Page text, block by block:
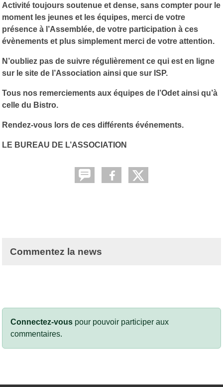
Activité toujours soutenue et dense, sans compter pour le
moment les jeunes et les équipes, merci de votre
présence à l’Assemblée, de votre participation à ces
évènements et plus simplement merci de votre attention.
N’oubliez pas de suivre régulièrement ce qui est en ligne
sur le site de l’Association ainsi que sur ISP.
Tous nos remerciements aux équipes de l’Odet ainsi qu’à
celle du Bistro.
Rendez-vous lors de ces différents événements.
LE BUREAU DE L’ASSOCIATION
Commentez la news
Connectez-vous pour pouvoir participer aux
commentaires.